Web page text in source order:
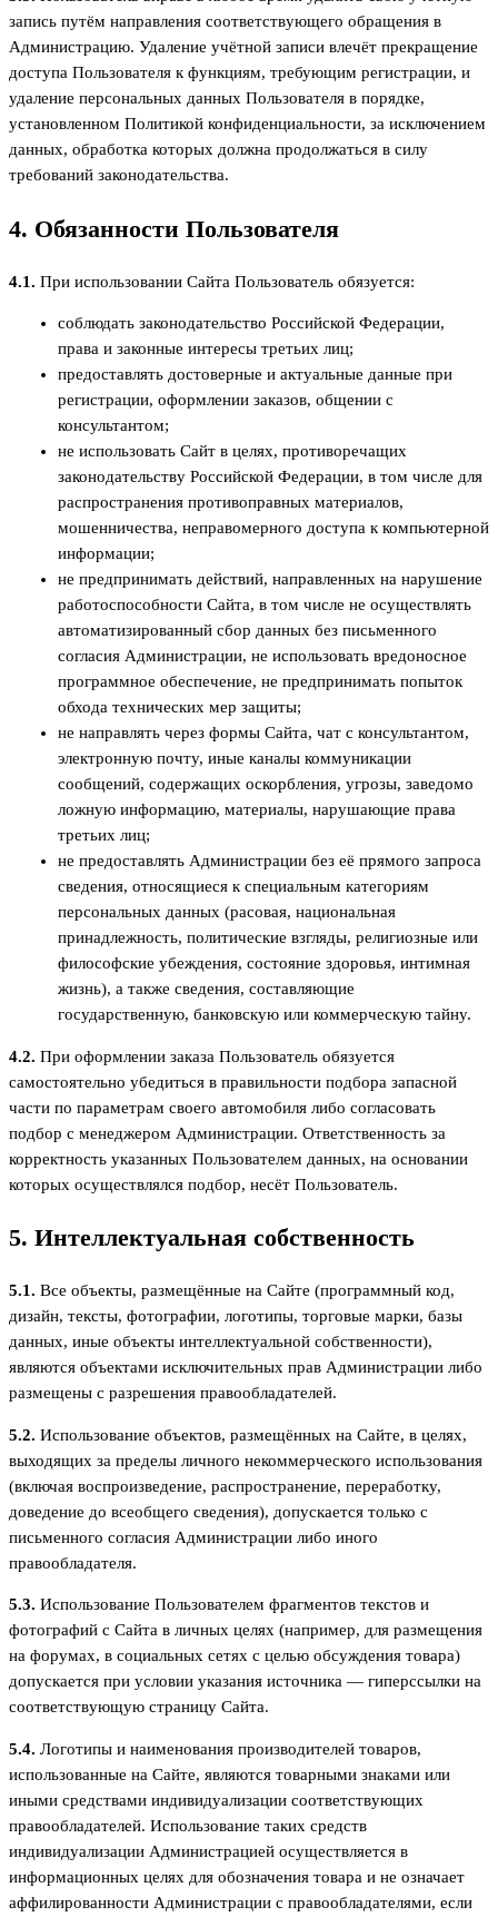
запись путём направления соответствующего обращения в
Администрацию. Удаление учётной записи влечёт прекращение
доступа Пользователя к функциям, требующим регистрации, и
удаление персональных данных Пользователя в порядке,
установленном Политикой конфиденциальности, за исключением
данных, обработка которых должна продолжаться в силу
требований законодательства.
4. Обязанности Пользователя
4.1. При использовании Сайта Пользователь обязуется:
соблюдать законодательство Российской Федерации,
права и законные интересы третьих лиц;
предоставлять достоверные и актуальные данные при
регистрации, оформлении заказов, общении с
консультантом;
не использовать Сайт в целях, противоречащих
законодательству Российской Федерации, в том числе для
распространения противоправных материалов,
мошенничества, неправомерного доступа к компьютерной
информации;
не предпринимать действий, направленных на нарушение
работоспособности Сайта, в том числе не осуществлять
автоматизированный сбор данных без письменного
согласия Администрации, не использовать вредоносное
программное обеспечение, не предпринимать попыток
обхода технических мер защиты;
не направлять через формы Сайта, чат с консультантом,
электронную почту, иные каналы коммуникации
сообщений, содержащих оскорбления, угрозы, заведомо
ложную информацию, материалы, нарушающие права
третьих лиц;
не предоставлять Администрации без её прямого запроса
сведения, относящиеся к специальным категориям
персональных данных (расовая, национальная
принадлежность, политические взгляды, религиозные или
философские убеждения, состояние здоровья, интимная
жизнь), а также сведения, составляющие
государственную, банковскую или коммерческую тайну.
4.2. При оформлении заказа Пользователь обязуется
самостоятельно убедиться в правильности подбора запасной
части по параметрам своего автомобиля либо согласовать
подбор с менеджером Администрации. Ответственность за
корректность указанных Пользователем данных, на основании
которых осуществлялся подбор, несёт Пользователь.
5. Интеллектуальная собственность
5.1. Все объекты, размещённые на Сайте (программный код,
дизайн, тексты, фотографии, логотипы, торговые марки, базы
данных, иные объекты интеллектуальной собственности),
являются объектами исключительных прав Администрации либо
размещены с разрешения правообладателей.
5.2. Использование объектов, размещённых на Сайте, в целях,
выходящих за пределы личного некоммерческого использования
(включая воспроизведение, распространение, переработку,
доведение до всеобщего сведения), допускается только с
письменного согласия Администрации либо иного
правообладателя.
5.3. Использование Пользователем фрагментов текстов и
фотографий с Сайта в личных целях (например, для размещения
на форумах, в социальных сетях с целью обсуждения товара)
допускается при условии указания источника — гиперссылки на
соответствующую страницу Сайта.
5.4. Логотипы и наименования производителей товаров,
использованные на Сайте, являются товарными знаками или
иными средствами индивидуализации соответствующих
правообладателей. Использование таких средств
индивидуализации Администрацией осуществляется в
информационных целях для обозначения товара и не означает
аффилированности Администрации с правообладателями, если